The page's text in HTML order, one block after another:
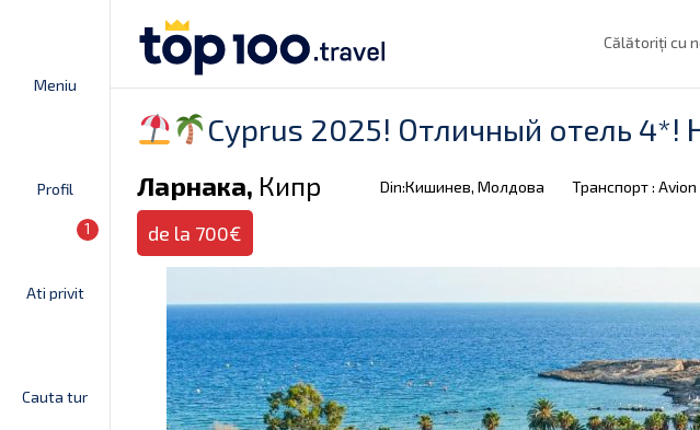
Meniu
Profil
Ati privit
1
Cauta tur
Călătoriți cu
Cyprus 2025! Отличный отель 4*!
Ларнака, Кипр Din:Кишинев, Молдова Транспорт : Avion
de la 700€